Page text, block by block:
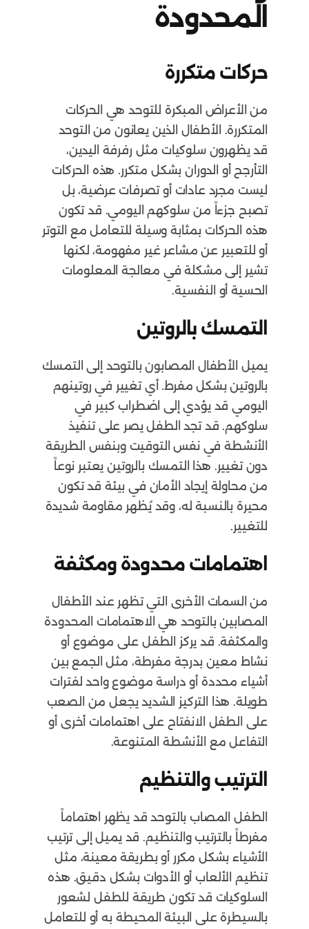
المحدودة
حركات متكررة
من الأعراض المبكرة للتوحد هي الحركات
المتكررة. الأطفال الذين يعانون من التوحد
قد يظهرون سلوكيات مثل رفرفة اليدين،
التأرجح أو الدوران بشكل متكرر. هذه الحركات
ليست مجرد عادات أو تصرفات عرضية، بل
تصبح جزءاً من سلوكهم اليومي. قد تكون
هذه الحركات بمثابة وسيلة للتعامل مع التوتر
أو للتعبير عن مشاعر غير مفهومة، لكنها
تشير إلى مشكلة في معالجة المعلومات
الحسية أو النفسية.
التمسك بالروتين
يميل الأطفال المصابون بالتوحد إلى التمسك
بالروتين بشكل مفرط. أي تغيير في روتينهم
اليومي قد يؤدي إلى اضطراب كبير في
سلوكهم. قد تجد الطفل يصر على تنفيذ
الأنشطة في نفس التوقيت وبنفس الطريقة
دون تغيير. هذا التمسك بالروتين يعتبر نوعاً
من محاولة إيجاد الأمان في بيئة قد تكون
محيرة بالنسبة له، وقد يُظهر مقاومة شديدة
للتغيير.
اهتمامات محدودة ومكثفة
من السمات الأخرى التي تظهر عند الأطفال
المصابين بالتوحد هي الاهتمامات المحدودة
والمكثفة. قد يركز الطفل على موضوع أو
نشاط معين بدرجة مفرطة، مثل الجمع بين
أشياء محددة أو دراسة موضوع واحد لفترات
طويلة. هذا التركيز الشديد يجعل من الصعب
على الطفل الانفتاح على اهتمامات أخرى أو
التفاعل مع الأنشطة المتنوعة.
الترتيب والتنظيم
الطفل المصاب بالتوحد قد يظهر اهتماماً
مفرطاً بالترتيب والتنظيم. قد يميل إلى ترتيب
الأشياء بشكل مكرر أو بطريقة معينة، مثل
تنظيم الألعاب أو الأدوات بشكل دقيق. هذه
السلوكيات قد تكون طريقة للطفل لشعور
بالسيطرة على البيئة المحيطة به أو للتعامل